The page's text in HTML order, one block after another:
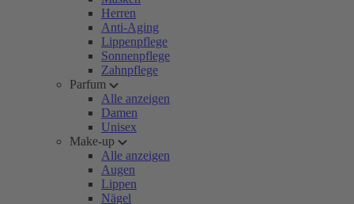
Herren
Anti-Aging
Lippenpflege
Sonnenpflege
Zahnpflege
Parfum
Alle anzeigen
Damen
Unisex
Make-up
Alle anzeigen
Augen
Lippen
Nägel